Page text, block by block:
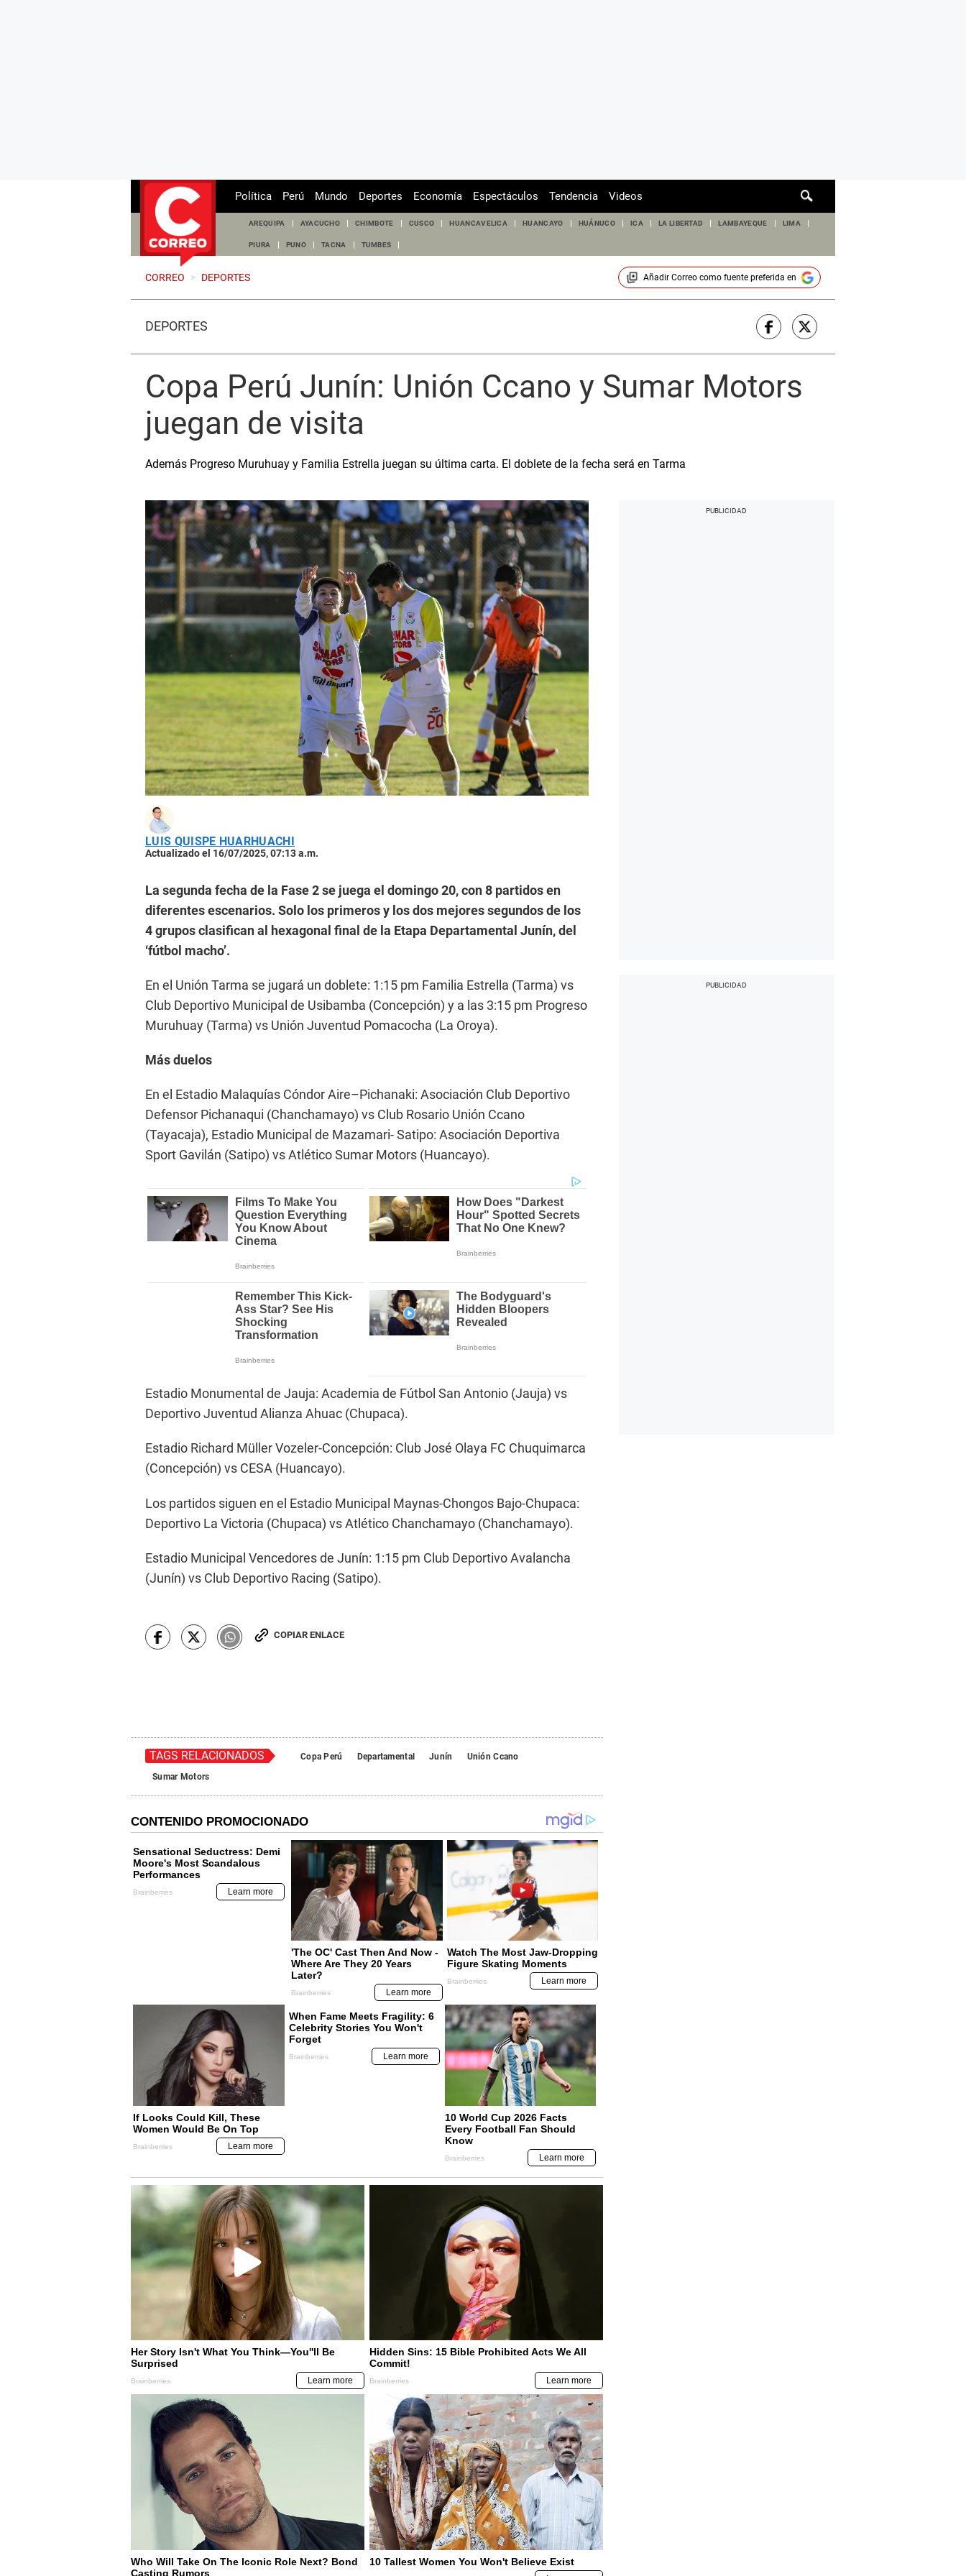
de
Política Perú Mundo Deportes Economía Espectáculos Tendencia Videos
AREQUIPA AYACUCHO CHIMBOTE CUSCO HUANCAVELICA HUANCAYO HUÁNUCO ICA LA LIBERTAD LAMBAYEQUE LIMA
PIURA PUNO TACNA TUMBES
CORREO > DEPORTES Añadir Correocomo fuente preferida en
DEPORTES
Copa Perú Junín: Unión Ccano y Sumar Motors
juegan de visita
Además Progreso Muruhuay y Familia Estrella juegan su última carta. El doblete de la fecha será en Tarma
LUIS QUISPE HUARHUACHI
Actualizado el 16/07/2025, 07:13 a.m.
La segunda fecha de la Fase 2 se juega el domingo 20, con 8 partidos en
diferentes escenarios. Solo los primeros y los dos mejores segundos de los
4 grupos clasifican al hexagonal final de la Etapa Departamental Junín, del
‘fútbol macho’.
En el Unión Tarma se jugará un doblete: 1:15 pm Familia Estrella (Tarma) vs
Club Deportivo Municipal de Usibamba (Concepción) y a las 3:15 pm Progreso
Muruhuay (Tarma) vs Unión Juventud Pomacocha (La Oroya).
Más duelos
En el Estadio Malaquías Cóndor Aire–Pichanaki: Asociación Club Deportivo
Defensor Pichanaqui (Chanchamayo) vs Club Rosario Unión Ccano
(Tayacaja), Estadio Municipal de Mazamari- Satipo: Asociación Deportiva
Sport Gavilán (Satipo) vs Atlético Sumar Motors (Huancayo).
Estadio Monumental de Jauja: Academia de Fútbol San Antonio (Jauja) vs
Deportivo Juventud Alianza Ahuac (Chupaca).
Estadio Richard Müller Vozeler-Concepción: Club José Olaya FC Chuquimarca
(Concepción) vs CESA (Huancayo).
Los partidos siguen en el Estadio Municipal Maynas-Chongos Bajo-Chupaca:
Deportivo La Victoria (Chupaca) vs Atlético Chanchamayo (Chanchamayo).
Estadio Municipal Vencedores de Junín: 1:15 pm Club Deportivo Avalancha
(Junín) vs Club Deportivo Racing (Satipo).
COPIAR ENLACE
TAGS RELACIONADOS Copa Perú Departamental Junín
Unión Ccano
Sumar Motors